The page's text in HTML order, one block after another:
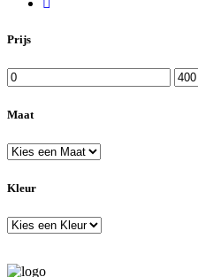
Prijs
Min.
Max.
Maat
Kleur